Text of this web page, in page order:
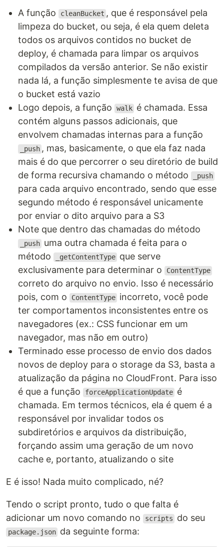
A função cleanBucket , que é responsável pela
limpeza do bucket, ou seja, é ela quem deleta
todos os arquivos contidos no bucket de
deploy, é chamada para limpar os arquivos
compilados da versão anterior. Se não existir
nada lá, a função simplesmente te avisa de que
o bucket está vazio
Logo depois, a função
walk é chamada. Essa
contém alguns passos adicionais, que
envolvem chamadas internas para a função
_push , mas, basicamente, o que ela faz nada
mais é do que percorrer o seu diretório de build
de forma recursiva chamando o método
_push
para cada arquivo encontrado, sendo que esse
segundo método é responsável unicamente
por enviar o dito arquivo para a S3
Note que dentro das chamadas do método
_push uma outra chamada é feita para o
método
_getContentType que serve
exclusivamente para determinar o
ContentType
correto do arquivo no envio. Isso é necessário
pois, com o
ContentType incorreto, você pode
ter comportamentos inconsistentes entre os
navegadores (ex.: CSS funcionar em um
navegador, mas não em outro)
Terminado esse processo de envio dos dados
novos de deploy para o storage da S3, basta a
atualização da página no CloudFront. Para isso
é que a função
forceApplicationUpdate é
chamada. Em termos técnicos, ela é quem é a
responsável por invalidar todos os
subdiretórios e arquivos da distribuição,
forçando assim uma geração de um novo
cache e, portanto, atualizando o site
E é isso! Nada muito complicado, né?
Tendo o script pronto, tudo o que falta é
adicionar um novo comando no
scripts do seu
package.json da seguinte forma: